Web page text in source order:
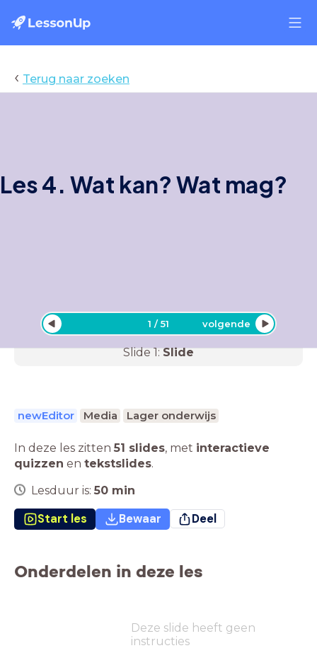
‹ Terug naar zoeken
Les 4. Wat kan? Wat mag?
1 /51 volgende
Slide1:Slide
newEditor Media Lager onderwijs
In deze les zitten 51 slides, met interactieve
quizzen en tekstslides.
Lesduur is: 50 min
Start les Bewaar Deel
Onderdelen in deze les
Deze slide heeft geen
instructies